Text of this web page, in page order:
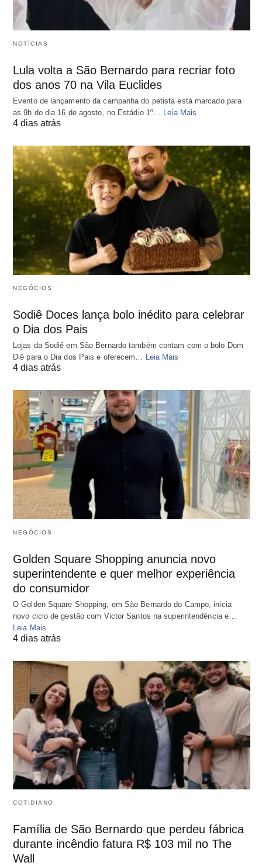
NOTÍCIAS
Lula volta a São Bernardo para recriar foto
dos anos 70 na Vila Euclides
Evento de lançamento da campanha do petista está marcado para
as 9h do dia 16 de agosto, no Estádio 1º… Leia Mais
4 dias atrás
NEGÓCIOS
Sodiê Doces lança bolo inédito para celebrar
o Dia dos Pais
Lojas da Sodiê em São Bernardo também contam com o bolo Dom
Diê para o Dia dos Pais e oferecem… Leia Mais
4 dias atrás
NEGÓCIOS
Golden Square Shopping anuncia novo
superintendente e quer melhor experiência
do consumidor
O Golden Square Shopping, em São Bernardo do Campo, inicia
novo ciclo de gestão com Victor Santos na superintendência e…
Leia Mais
4 dias atrás
COTIDIANO
Família de São Bernardo que perdeu fábrica
durante incêndio fatura R$ 103 mil no The
Wall